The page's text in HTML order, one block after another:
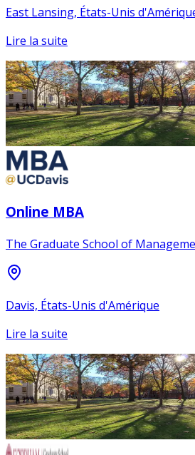
East Lansing, États-Unis
Lire la suite
Online MBA
The Graduate School of
Davis, États-Unis d'Amérique
Lire la suite